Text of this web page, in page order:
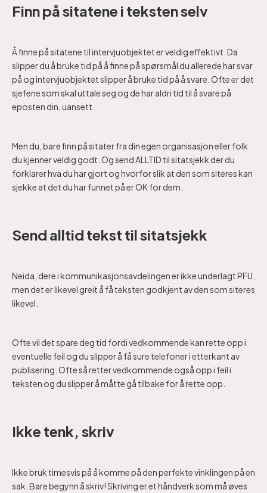
Finn på sitatene i teksten selv
Å finne på sitatene til intervjuobjektet er veldig effektivt. Da
slipper du å bruke tid på å finne på spørsmål du allerede har svar
på og intervjuobjektet slipper å bruke tid på å svare. Ofte er det
sjefene som skal uttale seg og de har aldri tid til å svare på
eposten din, uansett.
Men du, bare finn på sitater fra din egen organisasjon eller folk
du kjenner veldig godt. Og send ALLTID til sitatsjekk der du
forklarer hva du har gjort og hvorfor slik at den som siteres kan
sjekke at det du har funnet på er OK for dem.
Send alltid tekst til sitatsjekk
Neida, dere i kommunikasjonsavdelingen er ikke underlagt PFU,
men det er likevel greit å få teksten godkjent av den som siteres
likevel.
Ofte vil det spare deg tid fordi vedkommende kan rette opp i
eventuelle feil og du slipper å få sure telefoner i etterkant av
publisering. Ofte så retter vedkommende også opp i feil i
teksten og du slipper å måtte gå tilbake for å rette opp.
Ikke tenk, skriv
Ikke bruk timesvis på å komme på den perfekte vinklingen på en
sak. Bare begynn å skriv! Skriving er et håndverk som må øves